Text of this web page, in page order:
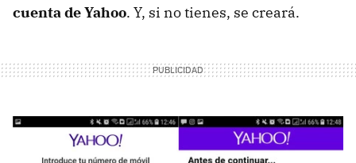
cuenta de Yahoo. Y, si no tienes, se creará.